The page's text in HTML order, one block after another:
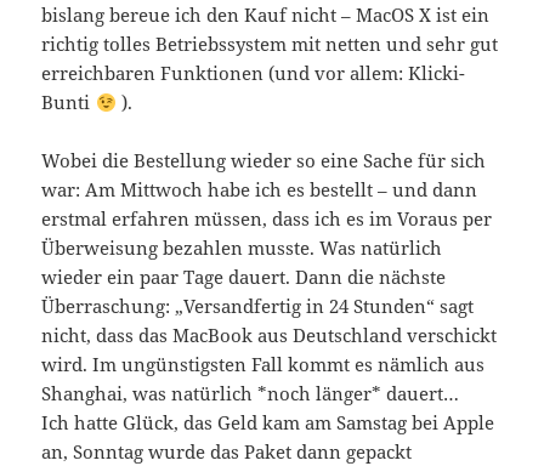
bislang bereue ich den Kauf nicht – MacOS X ist ein
richtig tolles Betriebssystem mit netten und sehr gut
erreichbaren Funktionen (und vor allem: Klicki-
Bunti
).
Wobei die Bestellung wieder so eine Sache für sich
war: Am Mittwoch habe ich es bestellt – und dann
erstmal erfahren müssen, dass ich es im Voraus per
Überweisung bezahlen musste. Was natürlich
wieder ein paar Tage dauert. Dann die nächste
Überraschung: „Versandfertig in 24 Stunden“ sagt
nicht, dass das MacBook aus Deutschland verschickt
wird. Im ungünstigsten Fall kommt es nämlich aus
Shanghai, was natürlich *noch länger* dauert…
Ich hatte Glück, das Geld kam am Samstag bei Apple
an, Sonntag wurde das Paket dann gepackt